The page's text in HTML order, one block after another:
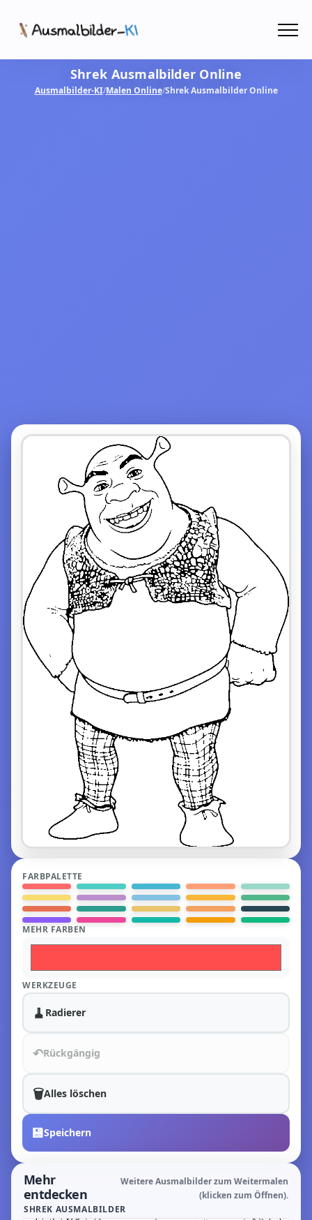
AusmalbilderShrek Ausmalbilder Online
Ausmalbilder-KI/Malen Online/Shrek Ausmalbilder Online
FARBPALETTE
MEHR FARBEN
WERKZEUGE
🧹 Radierer
↶Rückgängig
🗑️Alles löschen
💾Speichern
Mehr
entdecken
Weitere Ausmalbilder zum Weitermalen
(klicken zum Öffnen).
SHREK AUSMALBILDER